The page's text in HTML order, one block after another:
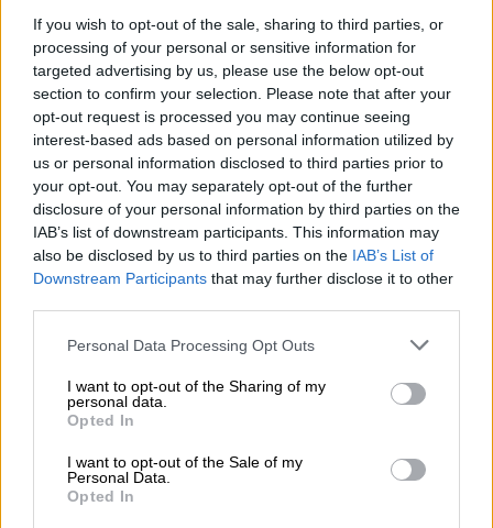
If you wish to opt-out of the sale, sharing to third parties, or
processing of your personal or sensitive information for
targeted advertising by us, please use the below opt-out
section to confirm your selection. Please note that after your
opt-out request is processed you may continue seeing
interest-based ads based on personal information utilized by
us or personal information disclosed to third parties prior to
your opt-out. You may separately opt-out of the further
disclosure of your personal information by third parties on the
IAB’s list of downstream participants. This information may
also be disclosed by us to third parties on the IAB’s List of
Downstream Participants that may further disclose it to other
Personal Data Processing Opt Outs
I want to opt-out of the Sharing of my
personal data.
Opted In
I want to opt-out of the Sale of my
Personal Data.
Opted In
Clara Campoamor: Mi sueño,
mi pesadilla
Por María Pérez Herrero
NOTICIAS MAS VISTAS
Manu Escudero: "Este es el
comienzo de un proceso ciudadano
por una Europa social y
democrática”